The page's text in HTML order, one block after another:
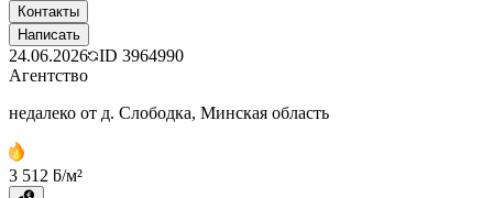
Контакты
Написать
24.06.2026 ID 3964990
Агентство
недалеко от д. Слободка, Минская область
3 512 ƃ/м²